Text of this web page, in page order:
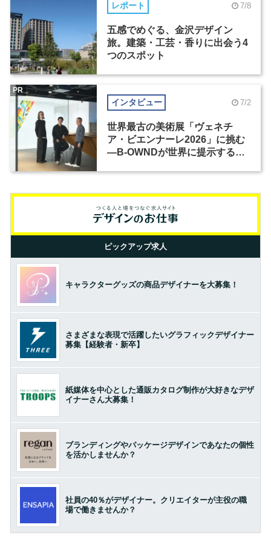
レポート 7/8
五感でめぐる、金沢デザイン
旅。建築・工芸・香りに出会う4
つのスポット
インタビュー 7/2
世界最古の美術展「ヴェネチ
ア・ビエンナーレ2026」に挑む
―B-OWNDが世界に提示する美
PR
ピックアップ求人
キャラクターグッズの商品デザイナーを大募集！
さまざまな表現で活躍したいグラフィックデザイナー
募集【経験者・新卒】
紙媒体を中心とした通販カタログ制作が大好きなデザ
イナーさん大募集！
ブランディングやパッケージデザインであなたの個性
を活かしませんか？
社員の40％がデザイナー。クリエイターが主役の職
場で働きませんか？